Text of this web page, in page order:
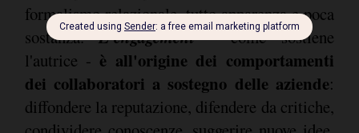
formalismo relazionale, tutto apparenza e poca
sostanza.L'engagement- come sostiene
l'autrice - è all'origine dei comportamenti
dei collaboratori a sostegno delle aziende:
diffondere la reputazione, difendere da critiche,